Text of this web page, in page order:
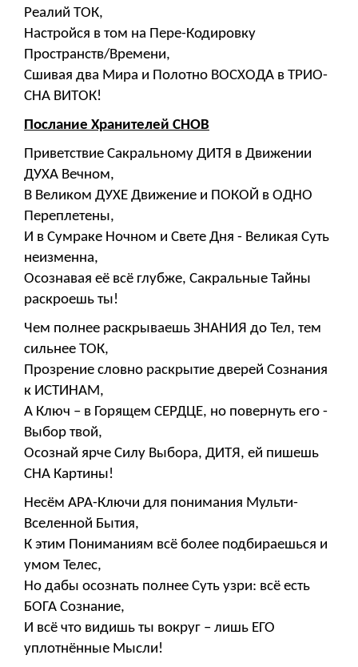
Реалий ТОК,
Настройся в том на Пере-Кодировку
Пространств/Времени,
Сшивая два Мира и Полотно ВОСХОДА в ТРИО-
СНА ВИТОК!
Послание Хранителей СНОВ
Приветствие Сакральному ДИТЯ в Движении
ДУХА Вечном,
В Великом ДУХЕ Движение и ПОКОЙ в ОДНО
Переплетены,
И в Сумраке Ночном и Свете Дня - Великая Суть
неизменна,
Осознавая её всё глубже, Сакральные Тайны
раскроешь ты!
Чем полнее раскрываешь ЗНАНИЯ до Тел, тем
сильнее ТОК,
Прозрение словно раскрытие дверей Сознания
к ИСТИНАМ,
А Ключ – в Горящем СЕРДЦЕ, но повернуть его -
Выбор твой,
Осознай ярче Силу Выбора, ДИТЯ, ей пишешь
СНА Картины!
Несём АРА-Ключи для понимания Мульти-
Вселенной Бытия,
К этим Пониманиям всё более подбираешься и
умом Телес,
Но дабы осознать полнее Суть узри: всё есть
БОГА Сознание,
И всё что видишь ты вокруг – лишь ЕГО
уплотнённые Мысли!